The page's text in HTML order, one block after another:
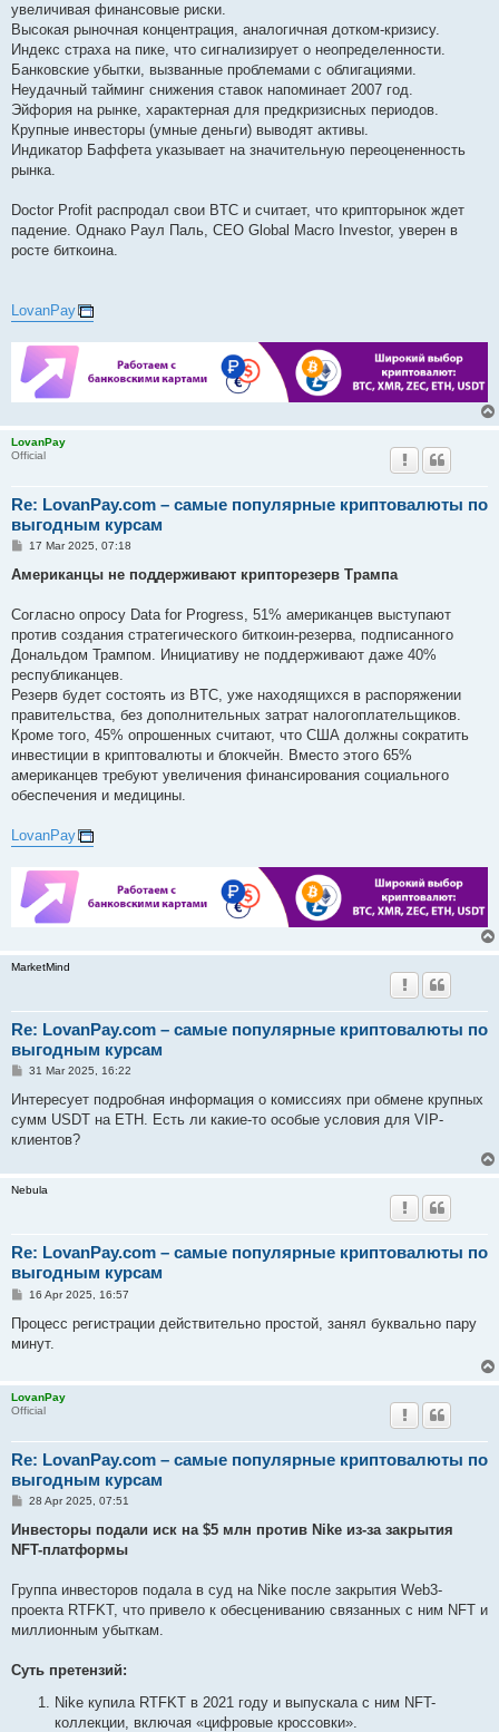
увеличивая финансовые риски.
Высокая рыночная концентрация, аналогичная дотком-кризису.
Индекс страха на пике, что сигнализирует о неопределенности.
Банковские убытки, вызванные проблемами с облигациями.
Неудачный тайминг снижения ставок напоминает 2007 год.
Эйфория на рынке, характерная для предкризисных периодов.
Крупные инвесторы (умные деньги) выводят активы.
Индикатор Баффета указывает на значительную переоцененность
рынка.
Doctor Profit распродал свои BTC и считает, что крипторынок ждет
падение. Однако Раул Паль, CEO Global Macro Investor, уверен в
росте биткоина.
LovanPay
LovanPay
Official
Re: LovanPay.com – самые популярные криптовалюты по
выгодным курсам
P
s
17 Mar 2025, 07:18
Американцы не поддерживают крипторезерв Трампа
Согласно опросу Data for Progress, 51% американцев выступают
против создания стратегического биткоин-резерва, подписанного
Дональдом Трампом. Инициативу не поддерживают даже 40%
республиканцев.
Резерв будет состоять из BTC, уже находящихся в распоряжении
правительства, без дополнительных затрат налогоплательщиков.
Кроме того, 45% опрошенных считают, что США должны сократить
инвестиции в криптовалюты и блокчейн. Вместо этого 65%
американцев требуют увеличения финансирования социального
обеспечения и медицины.
LovanPay
MarketMind
Re: LovanPay.com – самые популярные криптовалюты по
выгодным курсам
P
s
31 Mar 2025, 16:22
Интересует подробная информация о комиссиях при обмене крупных
сумм USDT на ETH. Есть ли какие-то особые условия для VIP-
клиентов?
Nebula
Re: LovanPay.com – самые популярные криптовалюты по
выгодным курсам
P
s
16 Apr 2025, 16:57
Процесс регистрации действительно простой, занял буквально пару
минут.
LovanPay
Official
Re: LovanPay.com – самые популярные криптовалюты по
выгодным курсам
P
s
28 Apr 2025, 07:51
Инвесторы подали иск на $5 млн против Nike из-за закрытия
NFT-платформы
Группа инвесторов подала в суд на Nike после закрытия Web3-
проекта RTFKT, что привело к обесцениванию связанных с ним NFT и
миллионным убыткам.
Суть претензий:
Nike купила RTFKT в 2021 году и выпускала с ним NFT-
коллекции, включая «цифровые кроссовки».